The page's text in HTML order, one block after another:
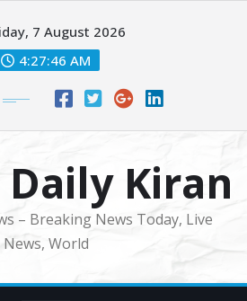
7 August 2026
4:27:48 AM
Daily Kiran
– Breaking News Today, Live
News, World